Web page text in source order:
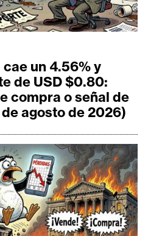
un 4.56% y
de USD $0.80:
compra o señal de
agosto de 2026)